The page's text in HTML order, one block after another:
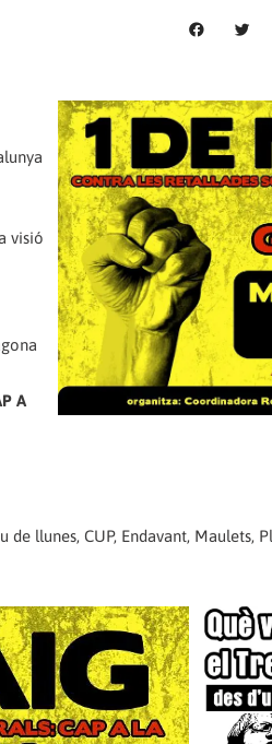
visió
A
de llunes, CUP, Endavant, Maulets,